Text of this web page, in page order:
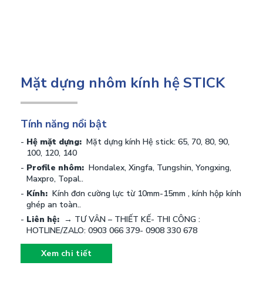
Mặt dựng nhôm kính hệ STICK
Tính năng nổi bật
Hệ mặt dựng:
Mặt dựng kính Hệ stick: 65, 70, 80, 90,
100, 120, 140
Profile nhôm:
Hondalex, Xingfa, Tungshin, Yongxing,
Maxpro, Topal..
Kính: Kính đơn cường lực từ 10mm-15mm , kính hộp kính
ghép an toàn..
Liên hệ: → TƯ VÂN – THIẾT KẾ- THI CÔNG :
Xem chi tiết